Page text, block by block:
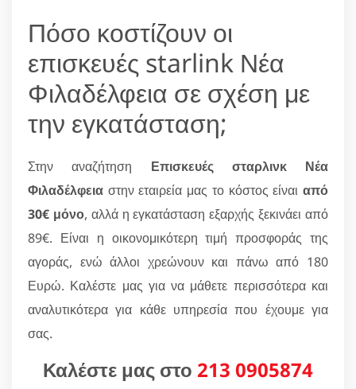
Πόσο κοστίζουν οι
επισκευές starlink Νέα
Φιλαδέλφεια σε σχέση με
την εγκατάσταση;
Στην αναζήτηση Επισκευές σταρλινκ Νέα
Φιλαδέλφεια στην εταιρεία μας το κόστος είναι από
30€ μόνο, αλλά η εγκατάσταση εξαρχής ξεκινάει από
89€. Είναι η οικονομικότερη τιμή προσφοράς της
αγοράς, ενώ άλλοι χρεώνουν και πάνω από 180
Ευρώ. Καλέστε μας για να μάθετε περισσότερα και
αναλυτικότερα για κάθε υπηρεσία που έχουμε για
σας.
Καλέστε μας στο 213 0905874